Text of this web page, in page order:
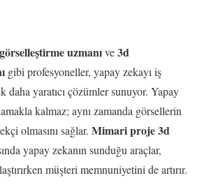
uzmanıve3d
gibi profesyoneller, yapay zekayı iş
daha yaratıcı çözümler sunuyor. Yapay
kalmaz; aynı zamanda görsellerin
olmasını sağlar. Mimari proje 3d
yapay zekanın sunduğu araçlar,
müşteri memnuniyetini de artırır.